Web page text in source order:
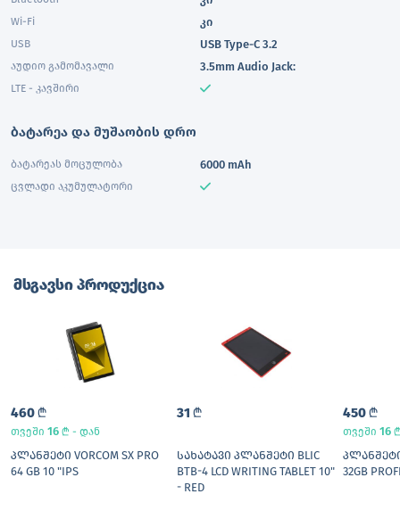
Wi-Fi კი
USB USB Type-C 3.2
აუდიო გამომავალი 3.5mm Audio Jack:
LTE - კავშირი
ბატარეა და მუშაობის დრო
ბატარეას მოცულობა 6000 mAh
ცვლადი აკუმულატორი
მსგავსი პროდუქცია
460 L
თვეში 16 L - დან
ᲞᲚᲐᲜᲨᲔᲢᲘ VORCOM SX PRO
64 GB 10 "IPS
31 L
ᲡᲐᲮᲐᲢᲐᲕᲘ ᲞᲚᲐᲜᲨᲔᲢᲘ BLIC
BTB-4 LCD WRITING TABLET 10"
- RED
450 L
თვეში 16
ᲞᲚᲐᲜᲨᲔᲢᲘ
32GB